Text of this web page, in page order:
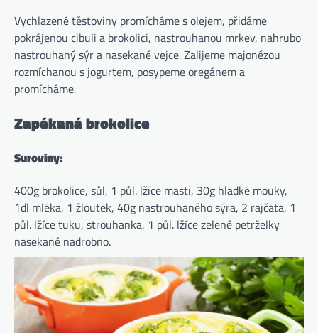
Vychlazené těstoviny promícháme s olejem, přidáme
pokrájenou cibuli a brokolici, nastrouhanou mrkev, nahrubo
nastrouhaný sýr a nasekané vejce. Zalijeme majonézou
rozmíchanou s jogurtem, posypeme oregánem a
promícháme.
Zapékaná brokolice
Suroviny:
400g brokolice, sůl, 1 půl. lžíce masti, 30g hladké mouky,
1dl mléka, 1 žloutek, 40g nastrouhaného sýra, 2 rajčata, 1
půl. lžíce tuku, strouhanka, 1 půl. lžíce zelené petrželky
nasekané nadrobno.